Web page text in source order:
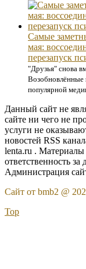
Самые
мая:
перезапуск
"Друзья" снова
Возобновлённые
популярной
Данный сайт не
сайте ни чего не
услуги не
новостей RSS
lenta.ru .
ответственность
Администрация
Сайт от bmb2 @
Top